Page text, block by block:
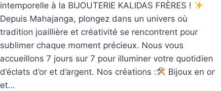
intemporelle à la BIJOUTERIE KALIDAS FRÈRES !
Depuis Mahajanga, plongez dans un univers où
tradition joaillière et créativité se rencontrent pour
sublimer chaque moment précieux. Nous vous
accueillons 7 jours sur 7 pour illuminer votre quotidien
d’éclats d’or et d’argent. Nos créations :
Bijoux en or
et…